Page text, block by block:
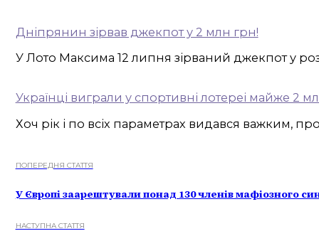
Дніпрянин зірвав джекпот у 2 млн грн!
У Лото Максима 12 липня зірваний джекпот у
Українці виграли у спортивні лотереі майже 2
Хоч рік і по всіх параметрах видався важким,
ПОПЕРЕДНЯ СТАТТЯ
У Європі заарештували понад 130 членів мафіозного
НАСТУПНА СТАТТЯ